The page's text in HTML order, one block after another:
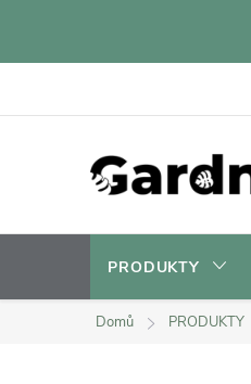
PRODUKTY
Domů PRODUKTY